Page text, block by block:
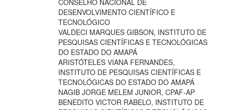
DESENVOLVIMENTO CIENTÍFICO E
TECNOLÓGICO
VALDECI MARQUES GIBSON, INSTITUTO DE
PESQUISAS CIENTÍFICAS E TECNOLÓGICAS
DO ESTADO DO AMAPÁ
ARISTÓTELES VIANA FERNANDES,
INSTITUTO DE PESQUISAS CIENTÍFICAS E
TECNOLÓGICAS DO ESTADO DO AMAPÁ
NAGIB JORGE MELEM JUNIOR, CPAF-AP
BENEDITO VICTOR RABELO, INSTITUTO DE